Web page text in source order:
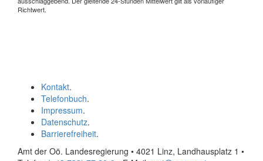
Richtwert.
Kontakt.
Telefonbuch.
Impressum.
Datenschutz.
Barrierefreiheit.
Amt der Oö. Landesregierung • 4021 Linz, Landhausplatz 1 •